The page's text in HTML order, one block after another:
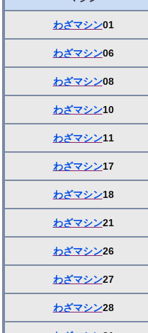
わざマシン01
わざマシン06
わざマシン08
わざマシン10
わざマシン11
わざマシン17
わざマシン18
わざマシン21
わざマシン26
わざマシン27
わざマシン28